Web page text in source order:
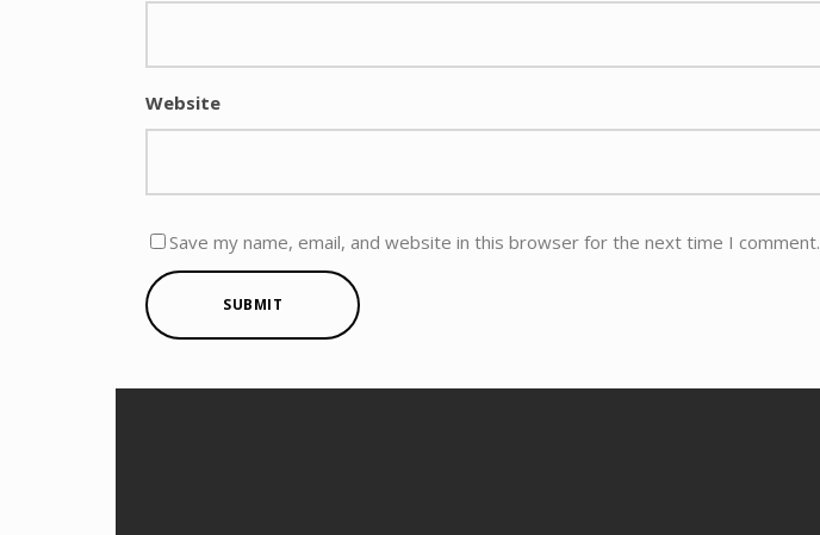
Website
Save my name, email, and website in this browser for the next time I comment.
SUBMIT